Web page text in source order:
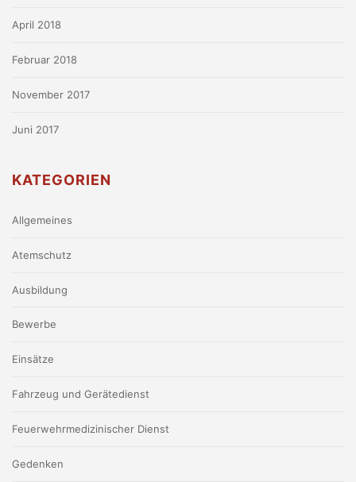
April 2018
Februar 2018
November 2017
Juni 2017
KATEGORIEN
Allgemeines
Atemschutz
Ausbildung
Bewerbe
Einsätze
Fahrzeug und Gerätedienst
Feuerwehrmedizinischer Dienst
Gedenken